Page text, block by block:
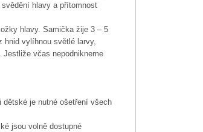
hlavy a přítomnost
hlavy. Samička žije 3 – 5
hnid vylíhnou světlé larvy,
včas nepodnikneme
je nutné ošetření všech
jsou volně dostupné